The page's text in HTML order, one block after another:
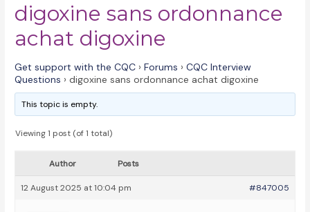
digoxine sans ordonnance
achat digoxine
Get support with the CQC › Forums › CQC Interview
Questions › digoxine sans ordonnance achat digoxine
This topic is empty.
Viewing 1 post (of 1 total)
Author Posts
12 August 2025 at 10:04 pm #847005